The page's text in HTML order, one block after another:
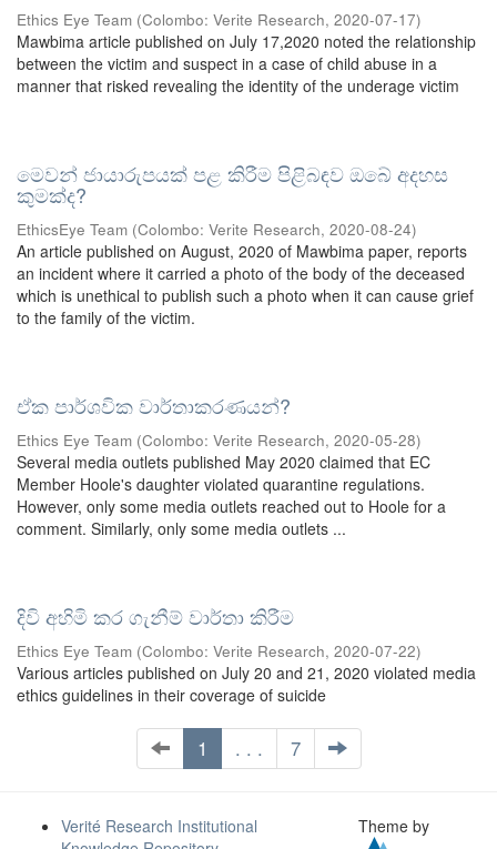
Ethics Eye Team (Colombo: Verite Research, 2020-07-17)
Mawbima article published on July 17,2020 noted the relationship
between the victim and suspect in a case of child abuse in a
manner that risked revealing the identity of the underage victim
මෙවන් ජායාරුපයක් පළ කිරීම පිළිබඳව ඔබේ අදහස
කුමක්ද?
EthicsEye Team (Colombo: Verite Research, 2020-08-24)
An article published on August, 2020 of Mawbima paper, reports
an incident where it carried a photo of the body of the deceased
which is unethical to publish such a photo when it can cause grief
to the family of the victim.
ඒක පාර්ශවික වාර්තාකරණයන්?
Ethics Eye Team (Colombo: Verite Research, 2020-05-28)
Several media outlets published May 2020 claimed that EC
Member Hoole's daughter violated quarantine regulations.
However, only some media outlets reached out to Hoole for a
comment. Similarly, only some media outlets ...
දිවි අහිමි කර ගැනීම් වාර්තා කිරීම
Ethics Eye Team (Colombo: Verite Research, 2020-07-22)
Various articles published on July 20 and 21, 2020 violated media
ethics guidelines in their coverage of suicide
1 . . . 7
Verité Research Institutional
Theme by